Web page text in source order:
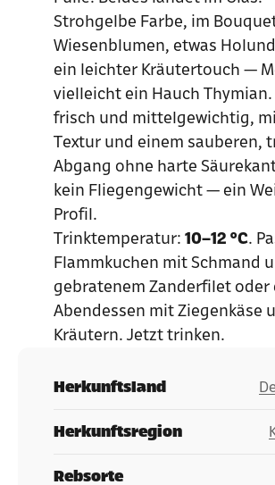
Strohgelbe Farbe, im
Wiesenblumen, etwas
ein leichter Kräutertouch —
vielleicht ein Hauch Thymian.
frisch und mittelgewichtig,
Textur und einem sauberen,
Abgang ohne harte
kein Fliegengewicht — ein
Profil.
Trinktemperatur: 10–12 °C.
Flammkuchen mit Schmand
gebratenem Zanderfilet oder
Abendessen mit Ziegenkäse
Kräutern. Jetzt trinken.
Herkunftsland
Herkunftsregion
Rebsorte